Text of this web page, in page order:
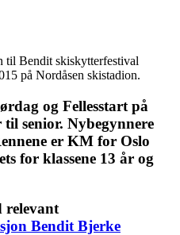
til Bendit skiskytterfestival
på Nordåsen skistadion.
og Fellesstart på
til senior. Nybegynnere
er KM for Oslo
for klassene 13 år og
relevant
Bendit Bjerke